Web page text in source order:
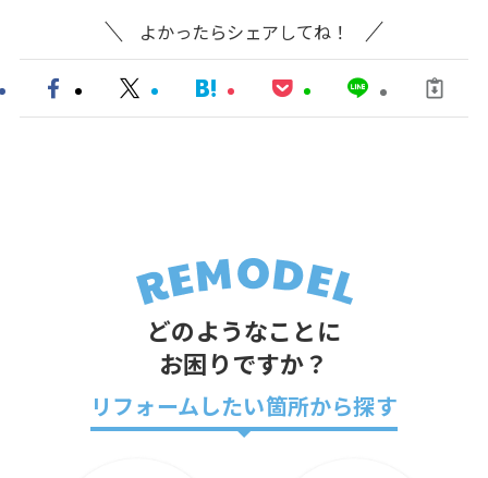
よかったらシェアしてね！
どのようなことに
お困りですか？
リフォームしたい箇所から探す